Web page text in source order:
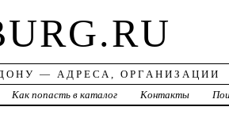
— АДРЕСА, ОРГАНИЗАЦИИ
Как попасть в каталог Контакты